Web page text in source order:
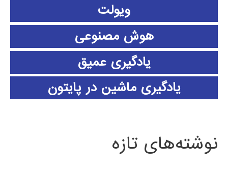
ویولت
هوش مصنوعی
یادگیری عمیق
یادگیری ماشین در پایتون
نوشته‌های تازه